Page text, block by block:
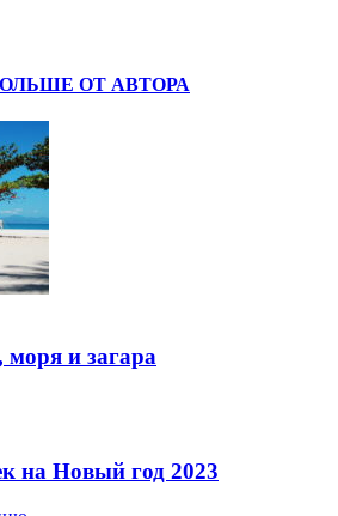
ОТ АВТОРА
моря и загара
на Новый год 2023